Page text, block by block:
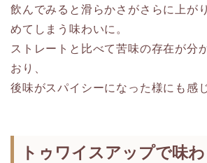
飲んでみると滑らかさがさらに上が
めてしまう味わいに。
ストレートと比べて苦味の存在が分
おり、
後味がスパイシーになった様にも感
トゥワイスアップで味わ